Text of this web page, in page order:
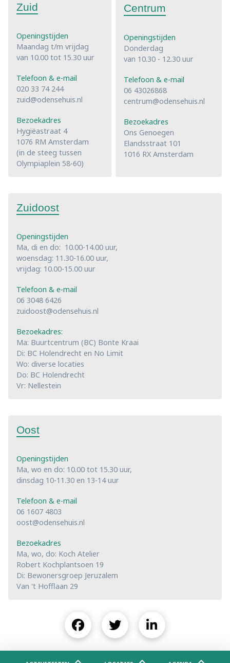
Zuid
Openingstijden
Maandag t/m vrijdag
van 10.00 tot 15.30 uur
Telefoon & e-mail
020 33 74 244
zuid@odensehuis.nl
Bezoekadres
Hygiëastraat 4
1076 RM Amsterdam
(in de steeg tussen
Olympiaplein 58-60)
Centrum
Openingstijden
Donderdag
van 10.30 - 12.30 uur
Telefoon & e-mail
06 43026868
centrum@odensehuis.nl
Bezoekadres
Ons Genoegen
Elandsstraat 101
1016 RX Amsterdam
Zuidoost
Openingstijden
Ma, di en do: 10.00-14.00 uur,
woensdag: 11.30-16.00 uur,
vrijdag: 10.00-15.00 uur
Telefoon & e-mail
06 3048 6426
zuidoost@odensehuis.nl
Bezoekadres:
Ma: Buurtcentrum (BC) Bonte Kraai
Di: BC Holendrecht en No Limit
Wo: diverse locaties
Do: BC Holendrecht
Vr: Nellestein
Oost
Openingstijden
Ma, wo en do: 10.00 tot 15.30 uur,
dinsdag 10-11.30 en 13-14 uur
Telefoon & e-mail
06 1607 4803
oost@odensehuis.nl
Bezoekadres
Ma, wo, do: Koch Atelier
Robert Kochplantsoen 19
Di: Bewonersgroep Jeruzalem
Van 't Hofflaan 29